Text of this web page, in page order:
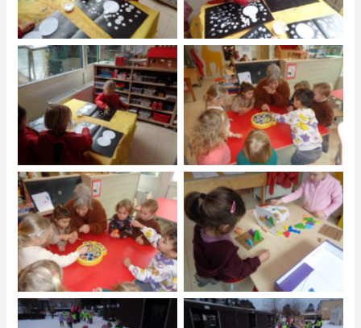
No Caption No Caption
No Caption No Caption